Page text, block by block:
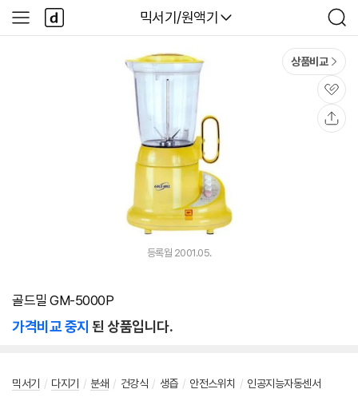
다나와
믹서기/원액기
검
색
사
이
다
나
와
상품비교
관
심
등록월 2001.05.
골드밀 GM-5000P
가격비교 중지 된 상품입니다.
믹서기 / 다지기 / 분쇄 / 건강식 / 생즙 / 안전스위치 / 인공지능자동센서